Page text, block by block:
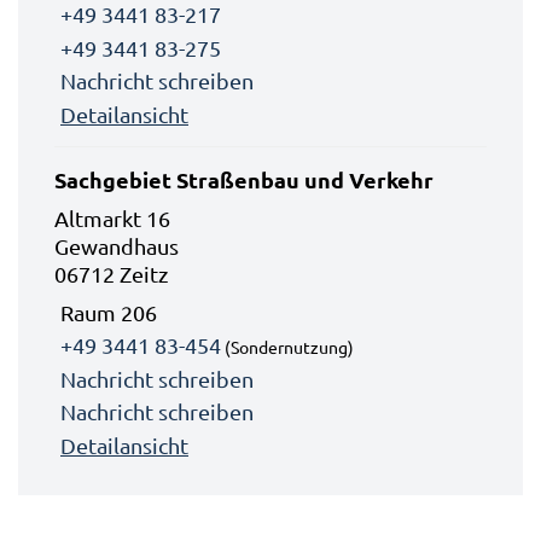
+49 3441 83-217
+49 3441 83-275
Nachricht schreiben
Detailansicht
Sachgebiet Straßenbau und Verkehr
Altmarkt 16
Gewandhaus
06712 Zeitz
Raum 206
+49 3441 83-454 (Sondernutzung)
Nachricht schreiben
Nachricht schreiben
Detailansicht